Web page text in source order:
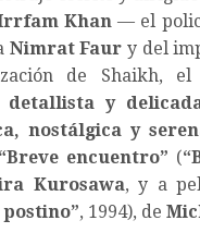
Khan — el
Nimrat Faur y del
de Shaikh,
y
nostálgica y
“Breve encuentro” (“
Kurosawa, y a
”, 1994), de